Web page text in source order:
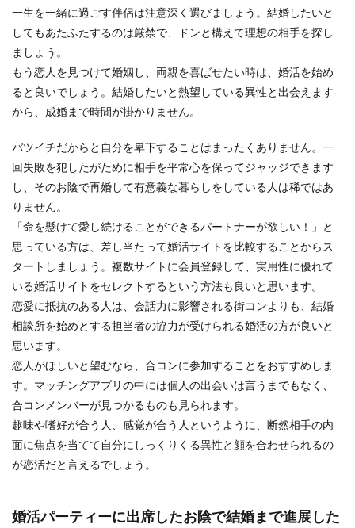
一生を一緒に過ごす伴侶は注意深く選びましょう。結婚したいと
してもあたふたするのは厳禁で、ドンと構えて理想の相手を探し
ましょう。
もう恋人を見つけて婚姻し、両親を喜ばせたい時は、婚活を始め
ると良いでしょう。結婚したいと熱望している異性と出会えます
から、成婚まで時間が掛かりません。
バツイチだからと自分を卑下することはまったくありません。一
回失敗を犯したがために相手を平常心を保ってジャッジできます
し、そのお陰で再婚して有意義な暮らしをしている人は稀ではあ
りません。
「命を懸けて愛し続けることができるパートナーが欲しい！」と
思っている方は、差し当たって婚活サイトを比較することからス
タートしましょう。複数サイトに会員登録して、実用性に優れて
いる婚活サイトをセレクトするという方法も良いと思います。
恋愛に抵抗のある人は、会話力に影響される街コンよりも、結婚
相談所を始めとする担当者の協力が受けられる婚活の方が良いと
思います。
恋人がほしいと望むなら、合コンに参加することをおすすめしま
す。マッチングアプリの中には個人の出会いは言うまでもなく、
合コンメンバーが見つかるものも見られます。
趣味や嗜好が合う人、感覚が合う人というように、断然相手の内
面に焦点を当てて自分にしっくりくる異性と顔を合わせられるの
が恋活だと言えるでしょう。
婚活パーティーに出席したお陰で結婚まで進展した